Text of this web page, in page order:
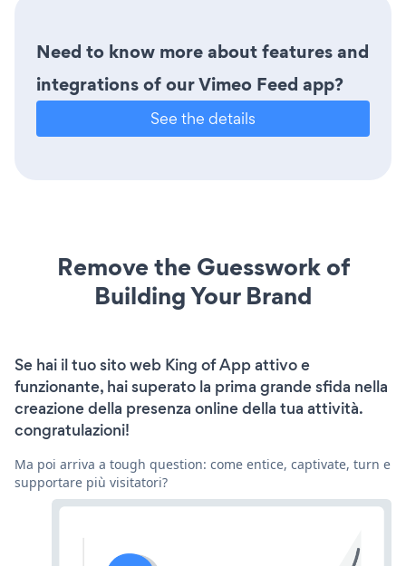
Need to know more about features and
integrations of our Vimeo Feed app?
See the details
Remove the Guesswork of
Building Your Brand
Se hai il tuo sito web King of App attivo e
funzionante, hai superato la prima grande sfida nella
creazione della presenza online della tua attività.
congratulazioni!
Ma poi arriva a tough question: come entice, captivate, turn e
supportare più visitatori?